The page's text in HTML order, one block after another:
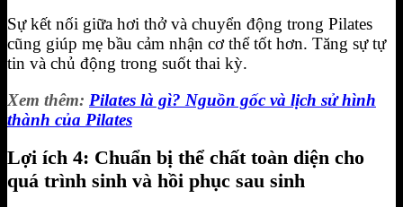
Sự kết nối giữa hơi thở và chuyển động trong Pilates
cũng giúp mẹ bầu cảm nhận cơ thể tốt hơn. Tăng sự tự
tin và chủ động trong suốt thai kỳ.
Xem thêm: Pilates là gì? Nguồn gốc và lịch sử hình
thành của Pilates
Lợi ích 4: Chuẩn bị thể chất toàn diện cho
quá trình sinh và hồi phục sau sinh